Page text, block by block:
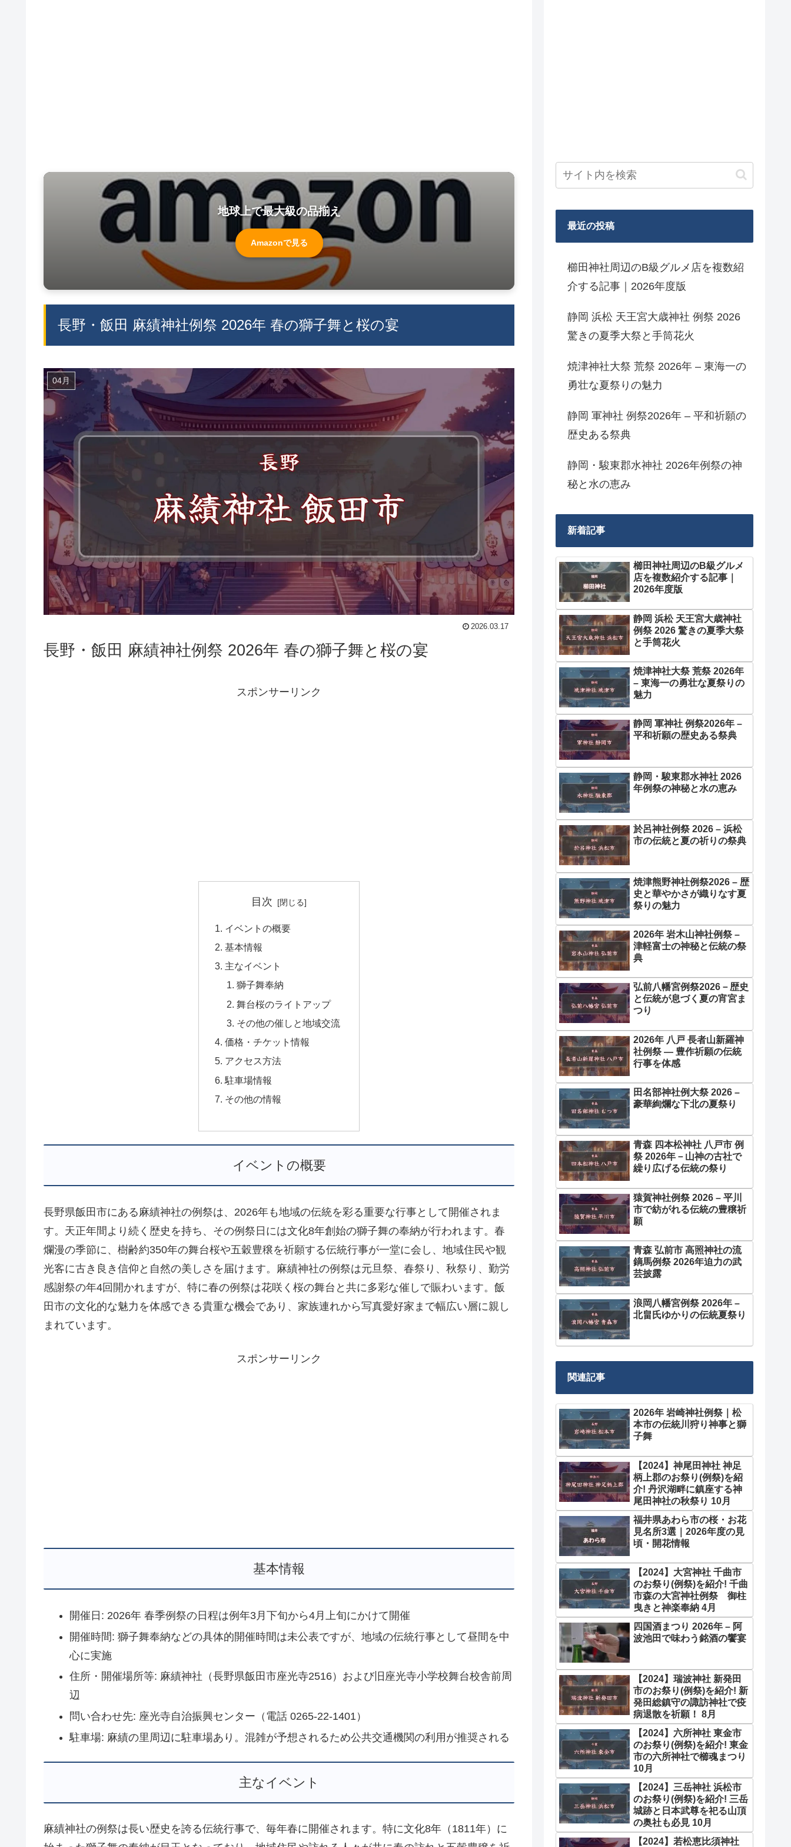
地球上で最大級の品揃え
Amazonで見る
長野・飯田 麻績神社例祭 2026年 春の獅子舞と桜の宴
04月
2026.03.17
長野・飯田 麻績神社例祭 2026年 春の獅子舞と桜の宴
スポンサーリンク
目次
イベントの概要
基本情報
主なイベント
獅子舞奉納
舞台桜のライトアップ
その他の催しと地域交流
価格・チケット情報
アクセス方法
駐車場情報
その他の情報
イベントの概要
長野県飯田市にある麻績神社の例祭は、2026年も地域の伝統を彩る重要な行事として開催されま
す。天正年間より続く歴史を持ち、その例祭日には文化8年創始の獅子舞の奉納が行われます。春
爛漫の季節に、樹齢約350年の舞台桜や五穀豊穣を祈願する伝統行事が一堂に会し、地域住民や観
光客に古き良き信仰と自然の美しさを届けます。麻績神社の例祭は元旦祭、春祭り、秋祭り、勤労
感謝祭の年4回開かれますが、特に春の例祭は花咲く桜の舞台と共に多彩な催しで賑わいます。飯
田市の文化的な魅力を体感できる貴重な機会であり、家族連れから写真愛好家まで幅広い層に親し
まれています。
スポンサーリンク
基本情報
開催日: 2026年 春季例祭の日程は例年3月下旬から4月上旬にかけて開催
開催時間: 獅子舞奉納などの具体的開催時間は未公表ですが、地域の伝統行事として昼間を中
心に実施
住所・開催場所等: 麻績神社（長野県飯田市座光寺2516）および旧座光寺小学校舞台校舎前周
辺
問い合わせ先: 座光寺自治振興センター（電話 0265-22-1401）
駐車場: 麻績の里周辺に駐車場あり。混雑が予想されるため公共交通機関の利用が推奨される
主なイベント
麻績神社の例祭は長い歴史を誇る伝統行事で、毎年春に開催されます。特に文化8年（1811年）に
最近の投稿
櫛田神社周辺のB級グルメ店を複数紹
介する記事｜2026年度版
静岡 浜松 天王宮大歳神社 例祭 2026
驚きの夏季大祭と手筒花火
焼津神社大祭 荒祭 2026年 – 東海一の
勇壮な夏祭りの魅力
静岡 軍神社 例祭2026年 – 平和祈願の
歴史ある祭典
静岡・駿東郡水神社 2026年例祭の神
秘と水の恵み
新着記事
櫛田神社周辺のB級グルメ
店を複数紹介する記事｜
2026年度版
静岡 浜松 天王宮大歳神社
例祭 2026 驚きの夏季大祭
と手筒花火
焼津神社大祭 荒祭 2026年
– 東海一の勇壮な夏祭りの
魅力
静岡 軍神社 例祭2026年 –
平和祈願の歴史ある祭典
静岡・駿東郡水神社 2026
年例祭の神秘と水の恵み
於呂神社例祭 2026 – 浜松
市の伝統と夏の祈りの祭典
焼津熊野神社例祭2026 – 歴
史と華やかさが織りなす夏
祭りの魅力
2026年 岩木山神社例祭 –
津軽富士の神秘と伝統の祭
典
弘前八幡宮例祭2026－歴史
と伝統が息づく夏の宵宮ま
つり
2026年 八戸 長者山新羅神
社例祭 ― 豊作祈願の伝統
行事を体感
田名部神社例大祭 2026 –
豪華絢爛な下北の夏祭り
青森 四本松神社 八戸市 例
祭 2026年－山神の古社で
繰り広げる伝統の祭り
猿賀神社例祭 2026 – 平川
市で紡がれる伝統の豊穣祈
願
青森 弘前市 高照神社の流
鏑馬例祭 2026年迫力の武
芸披露
浪岡八幡宮例祭 2026年 –
北畠氏ゆかりの伝統夏祭り
関連記事
2026年 岩崎神社例祭｜松
本市の伝統川狩り神事と獅
子舞
【2024】神尾田神社 神足
柄上郡のお祭り(例祭)を紹
介! 丹沢湖畔に鎮座する神
尾田神社の秋祭り 10月
福井県あわら市の桜・お花
見名所3選｜2026年度の見
頃・開花情報
【2024】大宮神社 千曲市
のお祭り(例祭)を紹介! 千曲
市森の大宮神社例祭 御柱
曳きと神楽奉納 4月
四国酒まつり 2026年 – 阿
波池田で味わう銘酒の饗宴
【2024】瑞波神社 新発田
市のお祭り(例祭)を紹介! 新
発田総鎮守の諏訪神社で疫
病退散を祈願！ 8月
【2024】六所神社 東金市
のお祭り(例祭)を紹介! 東金
市の六所神社で櫛魂まつり
10月
【2024】三岳神社 浜松市
のお祭り(例祭)を紹介! 三岳
城跡と日本武尊を祀る山頂
の奥社も必見 10月
【2024】若松恵比須神社